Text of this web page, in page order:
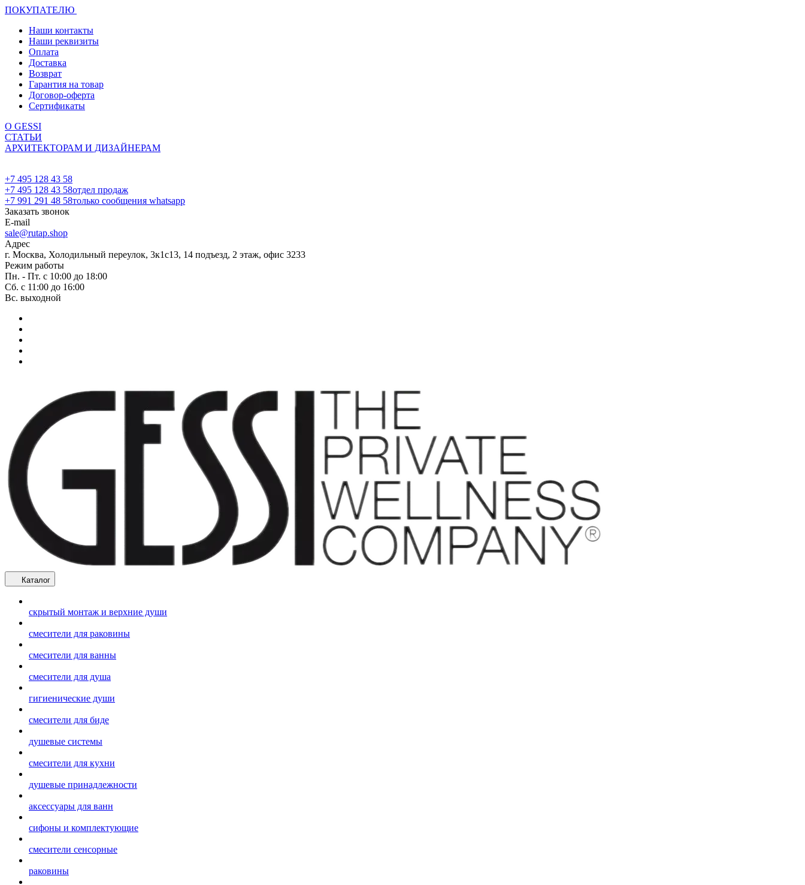
ПОКУПАТЕЛЮ
Наши контакты
Наши реквизиты
Оплата
Доставка
Возврат
Гарантия на товар
Договор-оферта
Сертификаты
О GESSI
СТАТЬИ
АРХИТЕКТОРАМ И ДИЗАЙНЕРАМ
+7 495 128 43 58
+7 495 128 43 58отдел продаж
+7 991 291 48 58только сообщения whatsapp
Заказать звонок
E-mail
sale@rutap.shop
Адрес
г. Москва, Холодильный переулок, 3к1с13, 14 подъезд, 2 этаж, офис 3233
Режим работы
Пн. - Пт. с 10:00 до 18:00
Сб. с 11:00 до 16:00
Вс. выходной
Каталог
скрытый монтаж и верхние души
смесители для раковины
смесители для ванны
смесители для душа
гигиенические души
смесители для биде
душевые системы
смесители для кухни
душевые принадлежности
аксессуары для ванн
сифоны и комплектующие
смесители сенсорные
раковины